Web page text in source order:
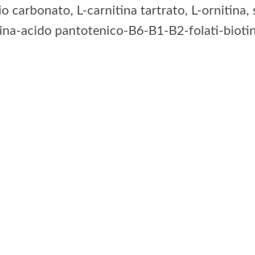
carbonato, L-carnitina tartrato, L-
acido pantotenico-B6-B1-B2-folati-